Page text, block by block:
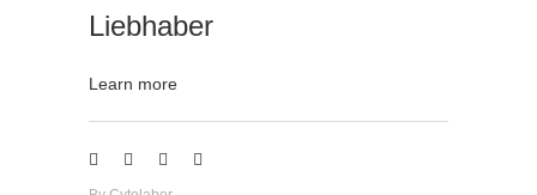
Liebhaber
Learn more